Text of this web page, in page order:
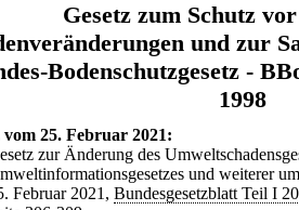
Gesetz zum Schutz
und zur
Bodenschutzgesetz -
1998
vom 25. Februar 2021:
zur Änderung des
und weiterer
Februar 2021, Bundesgesetzblatt Teil I